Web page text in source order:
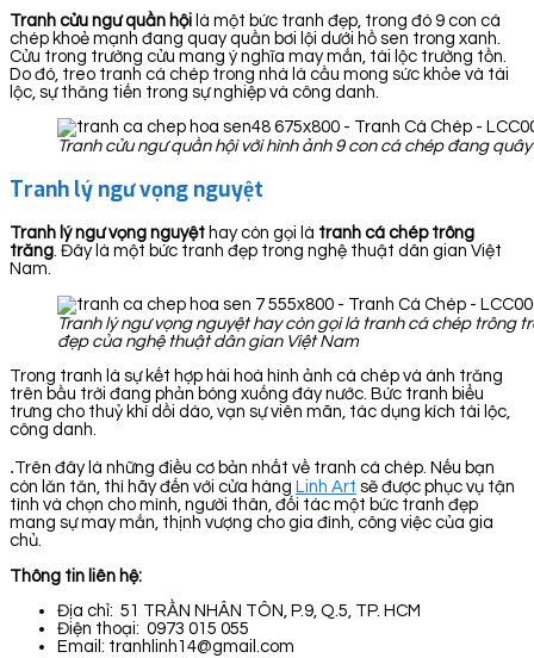
Tranh cửu ngư quần hội là một bức tranh đẹp, trong đó 9 con cá
chép khoẻ mạnh đang quay quần bơi lội dưới hồ sen trong xanh.
Cửu trong trường cửu mang ý nghĩa may mắn, tài lộc trường tồn.
Do đó, treo tranh cá chép trong nhà là cầu mong sức khỏe và tài
lộc, sự thăng tiến trong sự nghiệp và công danh.
Tranh cửu ngư quần hội với hình ảnh 9 con cá chép đang
Tranh lý ngư vọng nguyệt
Tranh lý ngư vọng nguyệt hay còn gọi là tranh cá chép trông
trăng . Đây là một bức tranh đẹp trong nghệ thuật dân gian Việt
Nam.
Tranh lý ngư vọng nguyệt hay còn gọi là tranh cá chép trông
đẹp của nghệ thuật dân gian Việt Nam
Trong tranh là sự kết hợp hài hoà hình ảnh cá chép và ánh trăng
trên bầu trời đang phản bóng xuống đáy nước. Bức tranh biểu
trưng cho thuỷ khí dồi dào, vạn sự viên mãn, tác dụng kích tài lộc,
công danh.
.Trên đây là những điều cơ bản nhất về tranh cá chép. Nếu bạn
còn lăn tăn, thì hãy đến với cửa hàng Linh Art sẽ được phục vụ tận
tình và chọn cho mình, người thân, đối tác một bức tranh đẹp
mang sự may mắn, thịnh vượng cho gia đình, công việc của gia
chủ.
Thông tin liên hệ:
Địa chỉ: 51 TRẦN NHÂN TÔN, P.9, Q.5, TP. HCM
Điện thoại: 0973 015 055
Email: tranhlinh14@gmail.com